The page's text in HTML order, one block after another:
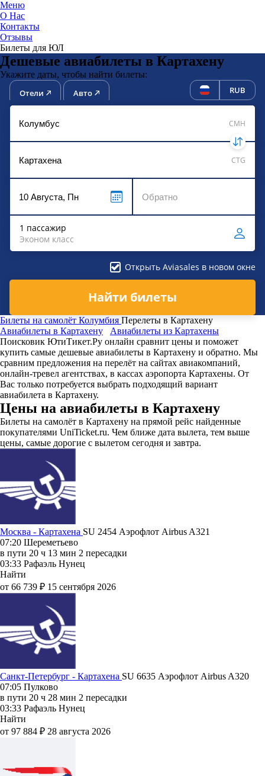
Меню
О Нас
Контакты
Отзывы
Билеты для ЮЛ
Дешевые авиабилеты в Картахену
Укажите даты, чтобы найти билеты:
Отели Авто RUB
CMH
CTG
1 пассажир
Эконом класс
Открыть Aviasales в новом окне
Найти билеты
Билеты на самолёт Колумбия Перелеты в Картахену
Авиабилеты в Картахену
Авиабилеты из Картахены
Поисковик ЮтиТикет.Ру онлайн сравнит цены и поможет
купить самые дешевые авиабилеты в Картахену и обратно. Мы
сравним предложения на перелёт на сайтах авиакомпаний,
онлайн-тревел агентствах, в кассах аэропорта Картахены. От
Вас только потребуется выбрать подходящий вариант
авиабилета в Картахену.
Цены на авиабилеты в Картахену
Билеты на самолёт в Картахену на прямой рейс найденные
покупателями UniTicket.ru. Чем ближе дата вылета, тем выше
цены, самые дорогие с вылетом сегодня и завтра.
Москва - Картахена SU 2454 Аэрофлот Airbus A321
07:20 Шереметьево
в пути 20 ч 13 мин 2 пересадки
03:33 Рафаэль Нунец
Найти
от 66 739 ₽ 15 сентября 2026
Санкт-Петербург - Картахена SU 6635 Аэрофлот Airbus A320
07:05 Пулково
в пути 20 ч 28 мин 2 пересадки
03:33 Рафаэль Нунец
Найти
от 97 884 ₽ 28 августа 2026